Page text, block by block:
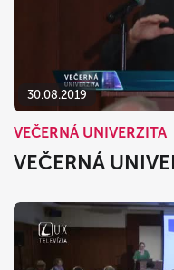
30.08.2019
VEČERNÁ UNIVERZITA
VEČERNÁ